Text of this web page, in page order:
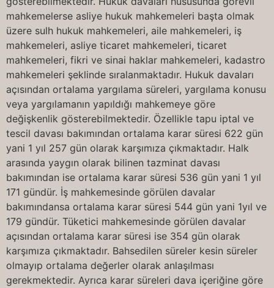
mahkemelerse asliye hukuk mahkemeleri başta olmak
üzere sulh hukuk mahkemeleri, aile mahkemeleri, iş
mahkemeleri, asliye ticaret mahkemeleri, ticaret
mahkemeleri, fikri ve sinai haklar mahkemeleri, kadastro
mahkemeleri şeklinde sıralanmaktadır. Hukuk davaları
açısından ortalama yargılama süreleri, yargılama konusu
veya yargılamanın yapıldığı mahkemeye göre
değişkenlik gösterebilmektedir. Özellikle tapu iptal ve
tescil davası bakımından ortalama karar süresi 622 gün
yani 1 yıl 257 gün olarak karşımıza çıkmaktadır. Halk
arasında yaygın olarak bilinen tazminat davası
bakımından ise ortalama karar süresi 536 gün yani 1 yıl
171 gündür. İş mahkemesinde görülen davalar
bakımındansa ortalama karar süresi 544 gün yani 1yıl ve
179 gündür. Tüketici mahkemesinde görülen davalar
açısından ortalama karar süresi ise 354 gün olarak
karşımıza çıkmaktadır. Bahsedilen süreler kesin süreler
olmayıp ortalama değerler olarak anlaşılması
gerekmektedir. Ayrıca karar süreleri dava içeriğine göre